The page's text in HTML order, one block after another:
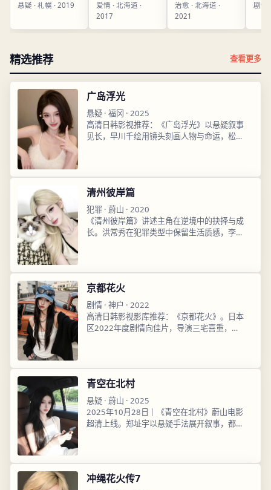
悬疑 · 札幌 · 2019 爱情 · 北海道 ·
2017
治愈 · 北海道 ·
2021
剧情
精选推荐 查看更多
广岛浮光
悬疑 · 福冈 · 2025
高清日韩影视推荐：《广岛浮光》以悬疑叙事
见长，早川千绘用镜头刻画人物与命运，松坂
清州彼岸篇
犯罪 · 蔚山 · 2020
《清州彼岸篇》讲述主角在逆境中的抉择与成
长。洪常秀在犯罪类型中保留生活质感，李钟
京都花火
剧情 · 神户 · 2022
高清日韩影视影库推荐：《京都花火》。日本
区2022年度剧情向佳片，导演三宅喜重，今
青空在北村
悬疑 · 蔚山 · 2025
2025年10月28日｜《青空在北村》蔚山电影
超清上线。郑址宇以悬疑手法展开叙事，都暻
冲绳花火传7